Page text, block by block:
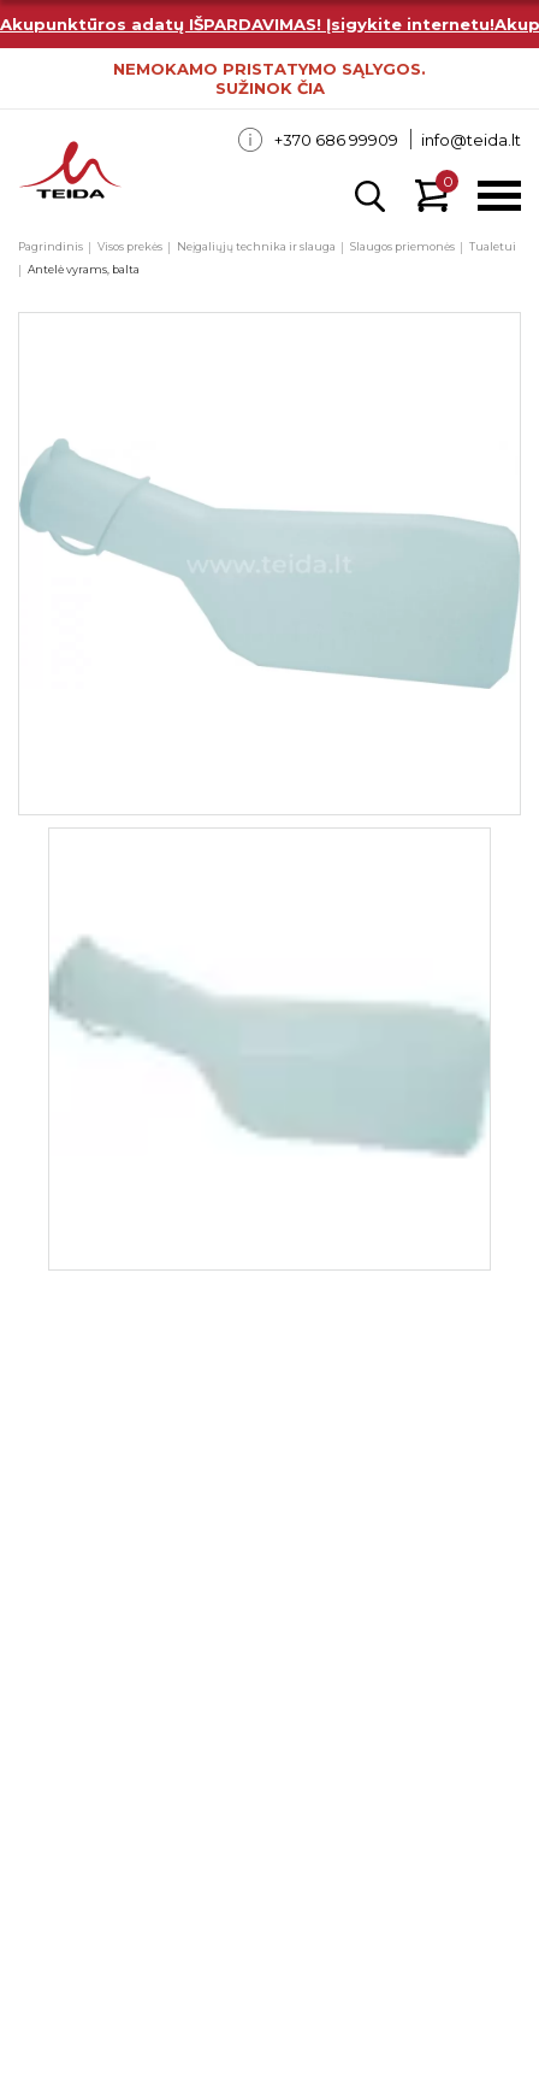
Akupunktūros adatų IŠPARDAVIMAS! Įsigykite internetu!
NEMOKAMO PRISTATYMO SĄLYGOS.
SUŽINOK ČIA
0
+370 686 99909 info@teida.lt
Pagrindinis Visos prekės Neįgaliųjų technika ir slauga Slaugos priemonės
Tualetui
Antelė vyrams, balta